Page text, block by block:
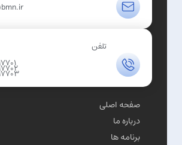
تلفن
صفحه اصلی
درباره ما
برنامه ها